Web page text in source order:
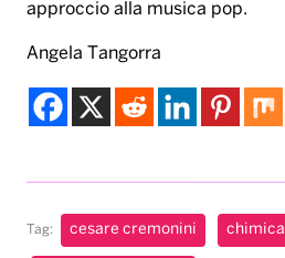
approccio alla musica pop.
Angela Tangorra
Tag: cesare cremonini chimica